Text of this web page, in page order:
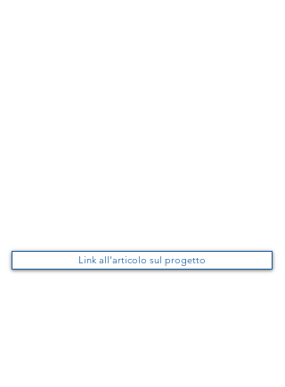
Link all'articolo sul progetto